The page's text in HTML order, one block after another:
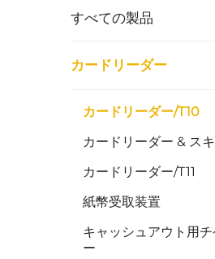
すべての製品
カードリーダー
カードリーダー/T10
カードリーダー & ス
カードリーダー/T11
紙幣受取装置
キャッシュアウト用
ー